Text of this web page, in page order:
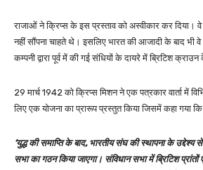
राजाओं ने क्रिप्स के इस प्रस्ताव को अस्वीकार कर दिया।
नहीं सौंपना चाहते थे। इसलिए भारत की आजादी के बाद भी वे
कम्पनी द्वारा पूर्व में की गई संधियों के दायरे में ब्रिटिश
29 मार्च 1942 को क्रिप्स मिशन ने एक पत्रकार वार्ता में
लिए एक योजना का प्रारूप प्रस्तुत किया जिसमें कहा गया
‘युद्ध की समाप्ति के बाद, भारतीय संघ की स्थापना के उद्देश्य
सभा का गठन किया जाएगा। संविधान सभा में ब्रिटिश प्रांतों